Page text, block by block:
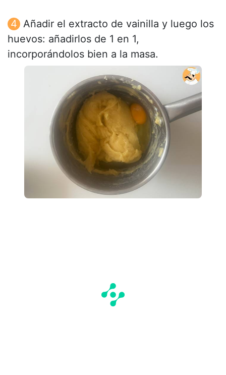
Añadir el extracto de vainilla y luego los
huevos: añadirlos de 1 en 1,
incorporándolos bien a la masa.